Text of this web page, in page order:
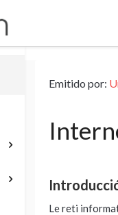
Emitido por:
Le reti